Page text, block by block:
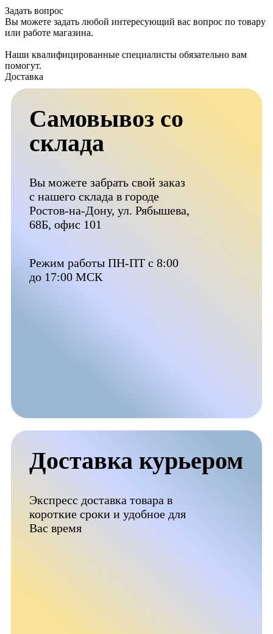
Задать вопрос
Вы можете задать любой интересующий вас вопрос по товару
или работе магазина.
Наши квалифицированные специалисты обязательно вам
помогут.
Доставка
Самовывоз со
склада
Вы можете забрать свой заказ
с нашего склада в городе
Ростов-на-Дону, ул. Рябышева,
68Б, офис 101
Режим работы ПН-ПТ с 8:00
до 17:00 МСК
Доставка курьером
Экспресс доставка товара в
короткие сроки и удобное для
Вас время